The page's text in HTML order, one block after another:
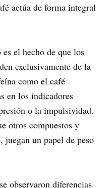
actúa de forma integral
el hecho de que los
exclusivamente de la
como el café
en los indicadores
o la impulsividad.
otros compuestos y
juegan un papel de peso
observaron diferencias